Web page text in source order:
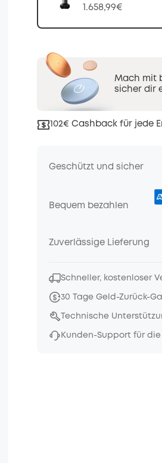
1.658,99€
Mach mit
sicher dir
102€ Cashback für jede
Geschützt und sicher
Bequem bezahlen
Zuverlässige Lieferung
Schneller, kostenloser
30 Tage Geld-Zurück-
Technische
Kunden-Support für